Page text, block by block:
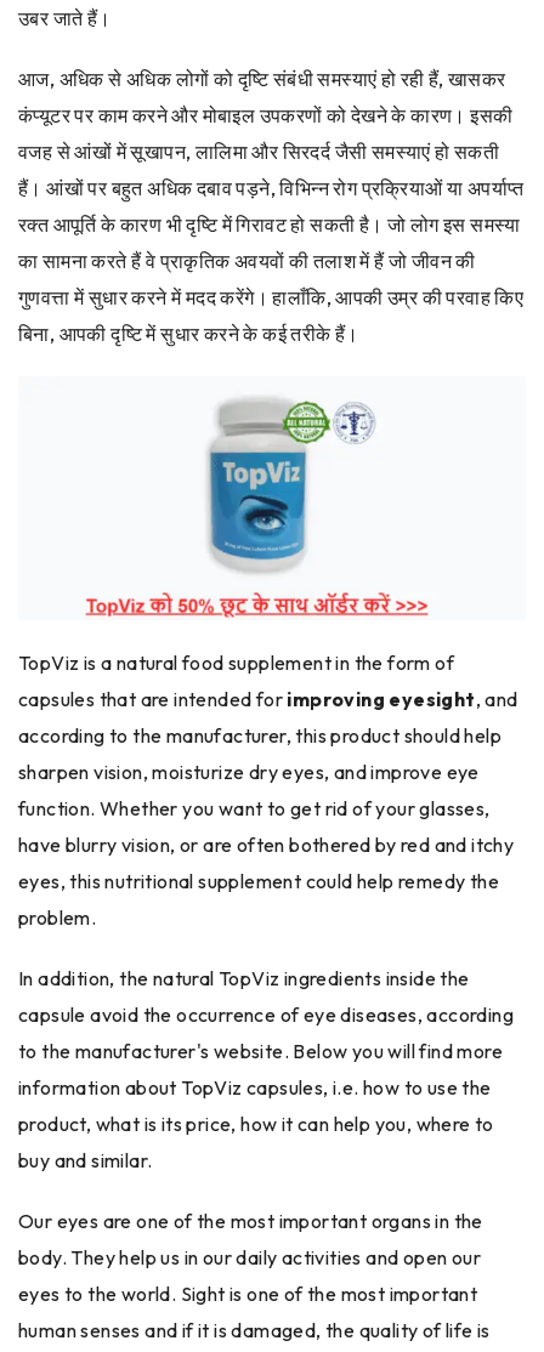
उबर जाते हैं।
आज, अधिक से अधिक लोगों को दृष्टि संबंधी समस्याएं हो रही हैं, खासकर
कंप्यूटर पर काम करने और मोबाइल उपकरणों को देखने के कारण। इसकी
वजह से आंखों में सूखापन, लालिमा और सिरदर्द जैसी समस्याएं हो सकती
हैं। आंखों पर बहुत अधिक दबाव पड़ने, विभिन्न रोग प्रक्रियाओं या अपर्याप्त
रक्त आपूर्ति के कारण भी दृष्टि में गिरावट हो सकती है। जो लोग इस समस्या
का सामना करते हैं वे प्राकृतिक अवयवों की तलाश में हैं जो जीवन की
गुणवत्ता में सुधार करने में मदद करेंगे। हालाँकि, आपकी उम्र की परवाह किए
बिना, आपकी दृष्टि में सुधार करने के कई तरीके हैं।
TopViz is a natural food supplement in the form of
capsules that are intended for improving eyesight, and
according to the manufacturer, this product should help
sharpen vision, moisturize dry eyes, and improve eye
function. Whether you want to get rid of your glasses,
have blurry vision, or are often bothered by red and itchy
eyes, this nutritional supplement could help remedy the
problem.
In addition, the natural TopViz ingredients inside the
capsule avoid the occurrence of eye diseases, according
to the manufacturer's website. Below you will find more
information about TopViz capsules, i.e. how to use the
product, what is its price, how it can help you, where to
buy and similar.
Our eyes are one of the most important organs in the
body. They help us in our daily activities and open our
eyes to the world. Sight is one of the most important
human senses and if it is damaged, the quality of life is